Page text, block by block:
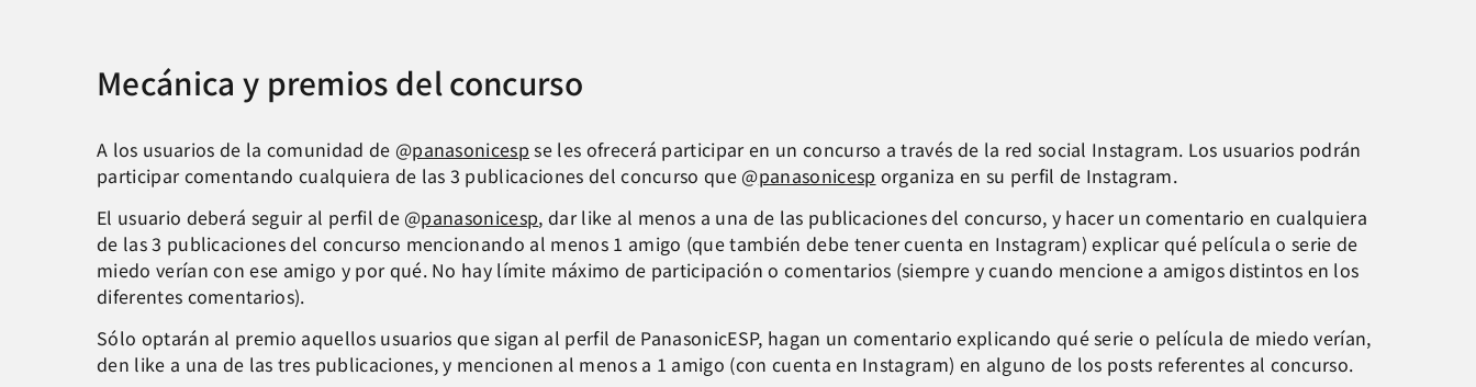
Mecánica y premios del concurso
A los usuarios de la comunidad de @panasonicesp se les ofrecerá participar en un concurso a través de la red social Instagram. Los usuarios podrán
participar comentando cualquiera de las 3 publicaciones del concurso que @panasonicesp organiza en su perfil de Instagram.
El usuario deberá seguir al perfil de @panasonicesp, dar like al menos a una de las publicaciones del concurso, y hacer un comentario en cualquiera
de las 3 publicaciones del concurso mencionando al menos 1 amigo (que también debe tener cuenta en Instagram) explicar qué película o serie de
miedo verían con ese amigo y por qué. No hay límite máximo de participación o comentarios (siempre y cuando mencione a amigos distintos en los
diferentes comentarios).
Sólo optarán al premio aquellos usuarios que sigan al perfil de PanasonicESP, hagan un comentario explicando qué serie o película de miedo verían,
den like a una de las tres publicaciones, y mencionen al menos a 1 amigo (con cuenta en Instagram) en alguno de los posts referentes al concurso.